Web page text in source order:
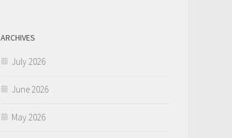
ARCHIVES
July 2026
June 2026
May 2026